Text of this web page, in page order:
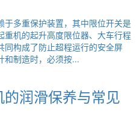
于多重保护装置，其中限位开关是
重机的起升高度限位器、大车行程
同构成了防止超程运行的安全屏
和制造时，必须按...
润滑保养与常见